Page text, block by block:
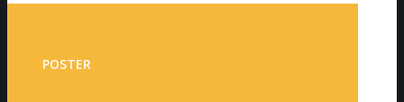
POSTER